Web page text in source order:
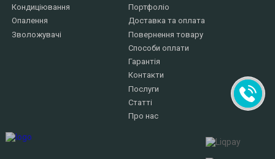
Кондиціювання
Опалення
Зволожувачі
Портфоліо
Доставка та оплата
Повернення товару
Способи оплати
Гарантія
Контакти
Послуги
Статті
Про нас